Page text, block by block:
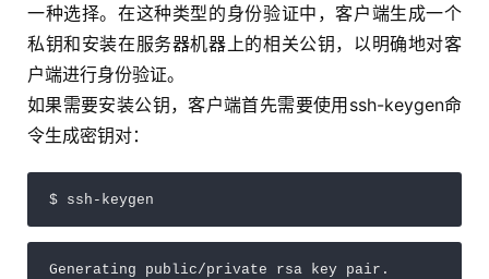
一种选择。在这种类型的身份验证中，客户端生成一个
私钥和安装在服务器机器上的相关公钥，以明确地对客
户端进行身份验证。
如果需要安装公钥，客户端首先需要使用ssh-keygen命
令生成密钥对：
$ ssh-keygen
Generating public/private rsa key pair.